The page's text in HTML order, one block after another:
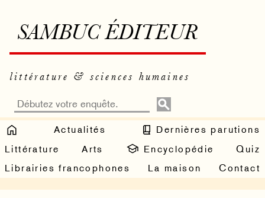
SAMBUC ÉDITEUR
littérature & sciences humaines
Actualités
Dernières parutions
Littérature
Arts Encyclopédie
Quiz
Librairies francophones
La maison Contact